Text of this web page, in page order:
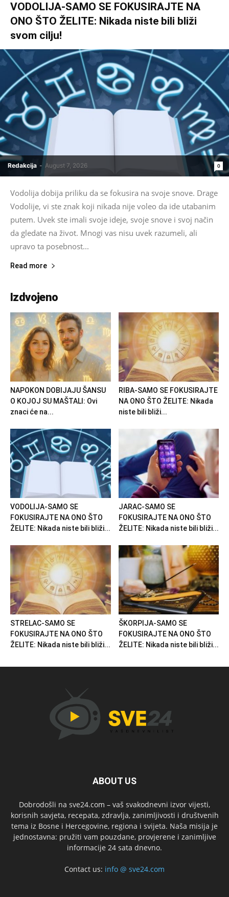
VODOLIJA-SAMO SE FOKUSIRAJTE NA
ONO ŠTO ŽELITE: Nikada niste bili bliži
svom cilju!
Redakcija - August 7, 2026 0
Vodolija dobija priliku da se fokusira na svoje snove. Drage
Vodolije, vi ste znak koji nikada nije voleo da ide utabanim
putem. Uvek ste imali svoje ideje, svoje snove i svoj način
da gledate na život. Mnogi vas nisu uvek razumeli, ali
upravo ta posebnost...
Read more
Izdvojeno
NAPOKON DOBIJAJU ŠANSU
O KOJOJ SU MAŠTALI: Ovi
znaci će na...
RIBA-SAMO SE FOKUSIRAJTE
NA ONO ŠTO ŽELITE: Nikada
niste bili bliži...
VODOLIJA-SAMO SE
FOKUSIRAJTE NA ONO ŠTO
ŽELITE: Nikada niste bili bliži...
JARAC-SAMO SE
FOKUSIRAJTE NA ONO ŠTO
ŽELITE: Nikada niste bili bliži...
STRELAC-SAMO SE
FOKUSIRAJTE NA ONO ŠTO
ŽELITE: Nikada niste bili bliži...
ŠKORPIJA-SAMO SE
FOKUSIRAJTE NA ONO ŠTO
ŽELITE: Nikada niste bili bliži...
ABOUT US
Dobrodošli na sve24.com – vaš svakodnevni izvor vijesti,
korisnih savjeta, recepata, zdravlja, zanimljivosti i društvenih
tema iz Bosne i Hercegovine, regiona i svijeta. Naša misija je
jednostavna: pružiti vam pouzdane, provjerene i zanimljive
informacije 24 sata dnevno.
Contact us: info @ sve24.com